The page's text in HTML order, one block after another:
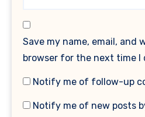
Save my name, email, and
browser for the next time I
Notify me of follow-up
Notify me of new posts